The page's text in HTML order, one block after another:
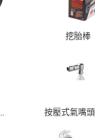
挖胎棒
按壓式氣嘴